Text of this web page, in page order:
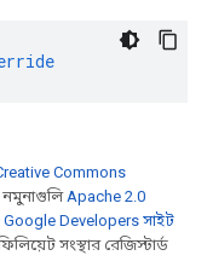
Commons
Apache 2.0
Google Developers সাইট
সংস্থার রেজিস্টার্ড